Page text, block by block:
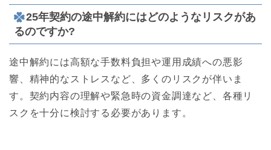
25年契約の途中解約にはどのようなリスクがあ
るのですか?
途中解約には高額な手数料負担や運用成績への悪影
響、精神的なストレスなど、多くのリスクが伴いま
す。契約内容の理解や緊急時の資金調達など、各種リ
スクを十分に検討する必要があります。